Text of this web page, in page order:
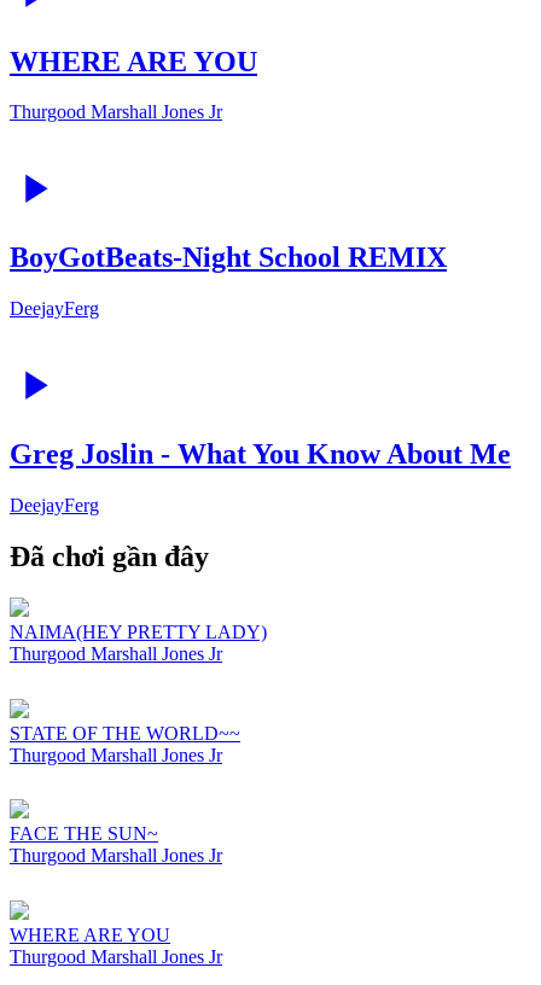
WHERE ARE YOU
Thurgood Marshall Jones Jr
BoyGotBeats-Night School REMIX
DeejayFerg
Greg Joslin - What You Know About Me
DeejayFerg
Đã chơi gần đây
NAIMA(HEY PRETTY LADY)
Thurgood Marshall Jones Jr
STATE OF THE WORLD~~
Thurgood Marshall Jones Jr
FACE THE SUN~
Thurgood Marshall Jones Jr
WHERE ARE YOU
Thurgood Marshall Jones Jr